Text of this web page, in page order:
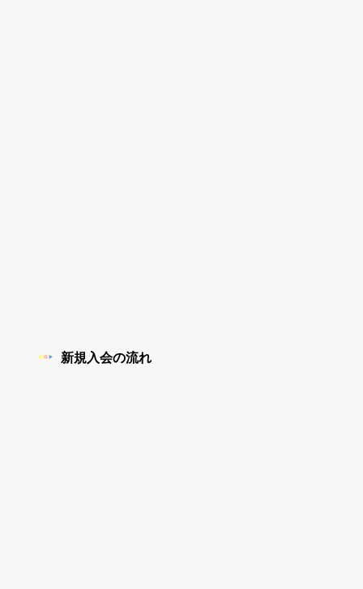
新規入会の流れ